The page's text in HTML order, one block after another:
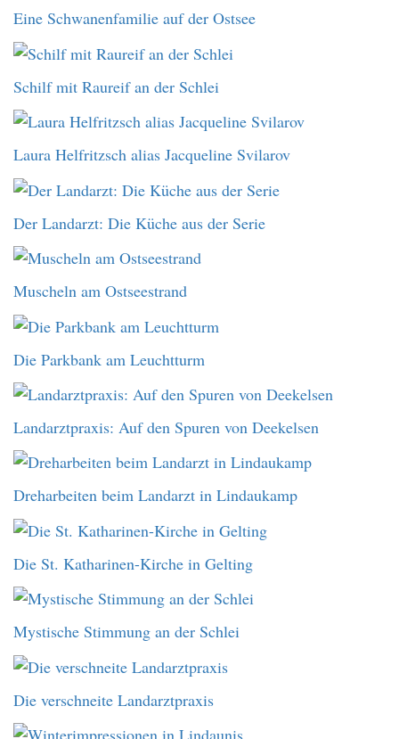
Eine Schwanenfamilie auf der Ostsee
Schilf mit Raureif an der Schlei
Laura Helfritzsch alias Jacqueline Svilarov
Der Landarzt: Die Küche aus der Serie
Muscheln am Ostseestrand
Die Parkbank am Leuchtturm
Landarztpraxis: Auf den Spuren von Deekelsen
Dreharbeiten beim Landarzt in Lindaukamp
Die St. Katharinen-Kirche in Gelting
Mystische Stimmung an der Schlei
Die verschneite Landarztpraxis